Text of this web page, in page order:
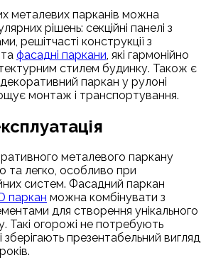
металевих парканів можна
рішень: секційні панелі з
решітчасті конструкції з
фасадні паркани , які гармонійно
стилем будинку. Також є
паркан у рулоні
монтаж і транспортування.
металевого паркану
та легко, особливо при
систем. Фасадний паркан
паркан можна комбінувати з
для створення унікального
Такі огорожі не потребують
зберігають презентабельний вигляд